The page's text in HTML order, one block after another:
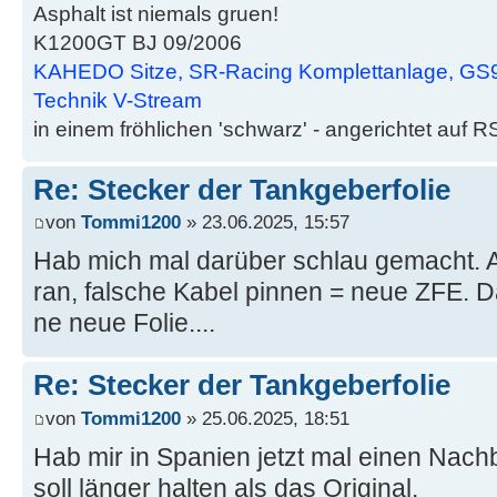
Asphalt ist niemals gruen!
K1200GT BJ 09/2006
KAHEDO Sitze, SR-Racing Komplettanlage,
Technik V-Stream
in einem fröhlichen 'schwarz' - angerichtet auf
Re: Stecker der Tankgeberfolie
von Tommi1200 » 23.06.2025, 15:57
Hab mich mal darüber schlau gemacht.
ran, falsche Kabel pinnen = neue ZFE.
ne neue Folie....
Re: Stecker der Tankgeberfolie
von Tommi1200 » 25.06.2025, 18:51
Hab mir in Spanien jetzt mal einen
soll länger halten als das Original.